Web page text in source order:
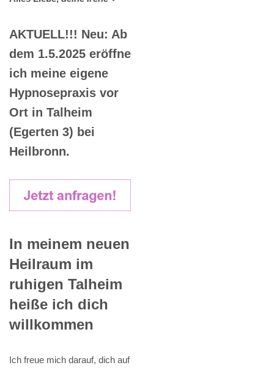
AKTUELL!!! Neu: Ab
dem 1.5.2025 eröffne
ich meine eigene
Hypnosepraxis vor
Ort in Talheim
(Egerten 3) bei
Heilbronn.
In meinem neuen
Heilraum im
ruhigen Talheim
heiße ich dich
willkommen
Ich freue mich darauf, dich auf